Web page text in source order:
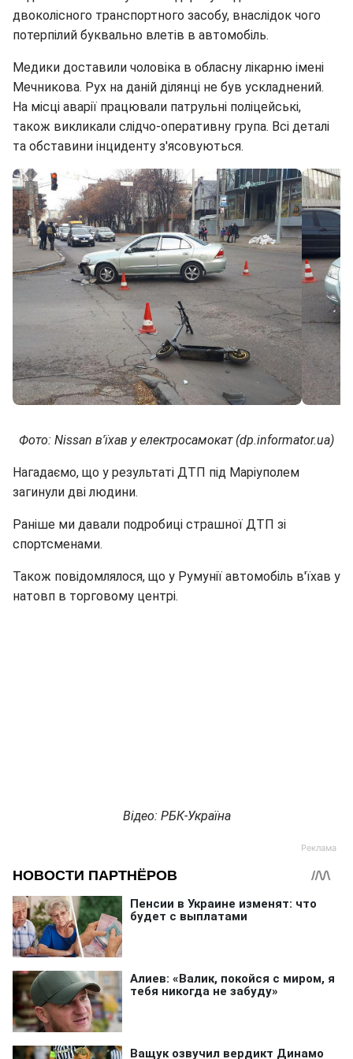
двоколісного транспортного засобу, внаслідок чого
потерпілий буквально влетів в автомобіль.
Медики доставили чоловіка в обласну лікарню імені
Мечникова. Рух на даній ділянці не був ускладнений.
На місці аварії працювали патрульні поліцейські,
також викликали слідчо-оперативну група. Всі деталі
та обставини інциденту з'ясовуються.
Фото: Nissan в'їхав у електросамокат (dp.informator.ua)
Нагадаємо, що у результаті ДТП під Маріуполем
загинули дві людини.
Раніше ми давали подробиці страшної ДТП зі
спортсменами.
Також повідомлялося, що у Румунії автомобіль в'їхав у
натовп в торговому центрі.
Відео: РБК-Україна